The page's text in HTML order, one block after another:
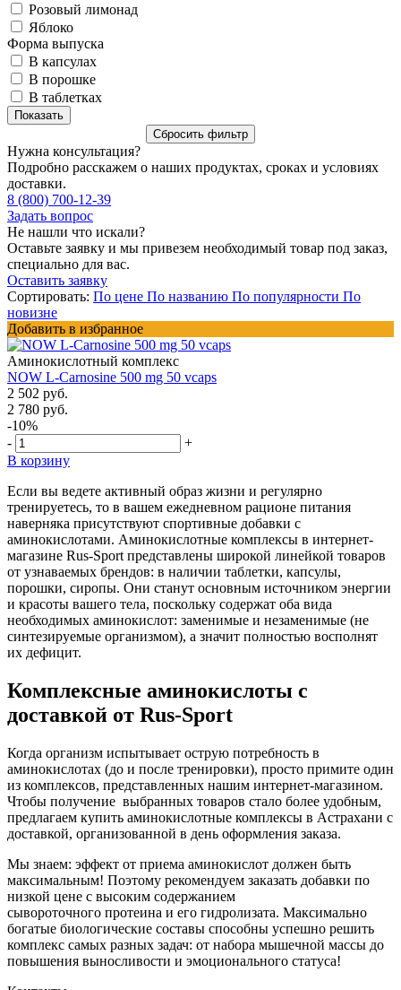
Розовый лимонад
Яблоко
Форма выпуска
В капсулах
В порошке
В таблетках
Нужна консультация?
Подробно расскажем о наших продуктах, сроках и условиях
доставки.
8 (800) 700-12-39
Задать вопрос
Не нашли что искали?
Оставьте заявку и мы привезем необходимый товар под заказ,
специально для вас.
Оставить заявку
Сортировать: По цене По названию По популярности По
новизне
Добавить в избранное
Аминокислотный комплекс
NOW L-Carnosine 500 mg 50 vcaps
2 502 руб.
2 780 руб.
-10%
-
+
В корзину
Если вы ведете активный образ жизни и регулярно
тренируетесь, то в вашем ежедневном рационе питания
наверняка присутствуют спортивные добавки с
аминокислотами. Аминокислотные комплексы в интернет-
магазине Rus-Sport представлены широкой линейкой товаров
от узнаваемых брендов: в наличии таблетки, капсулы,
порошки, сиропы. Они станут основным источником энергии
и красоты вашего тела, поскольку содержат оба вида
необходимых аминокислот: заменимые и незаменимые (не
синтезируемые организмом), а значит полностью восполнят
их дефицит.
Комплексные аминокислоты с
доставкой от Rus-Sport
Когда организм испытывает острую потребность в
аминокислотах (до и после тренировки), просто примите один
из комплексов, представленных нашим интернет-магазином.
Чтобы получение выбранных товаров стало более удобным,
предлагаем купить аминокислотные комплексы в Астрахани с
доставкой, организованной в день оформления заказа.
Мы знаем: эффект от приема аминокислот должен быть
максимальным! Поэтому рекомендуем заказать добавки по
низкой цене с высоким содержанием
сывороточного протеина и его гидролизата. Максимально
богатые биологические составы способны успешно решить
комплекс самых разных задач: от набора мышечной массы до
повышения выносливости и эмоционального статуса!